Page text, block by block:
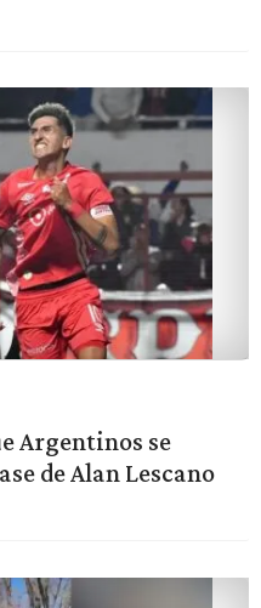
Argentinos se
de Alan Lescano